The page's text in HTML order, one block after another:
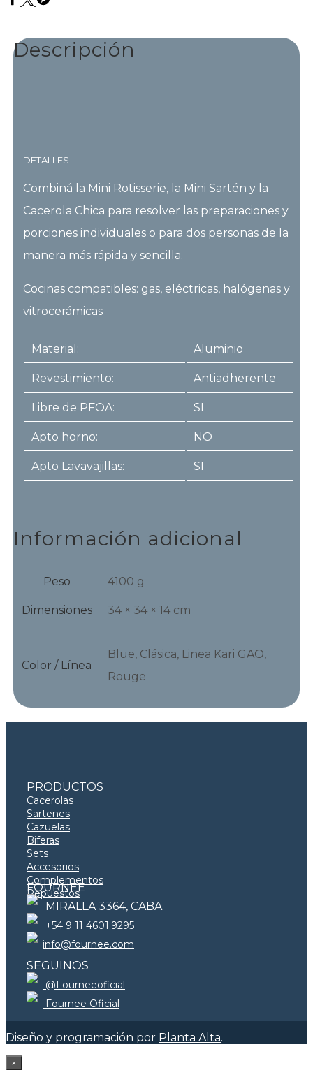
Descripción
DETALLES
Combiná la Mini Rotisserie, la Mini Sartén y la
Cacerola Chica para resolver las preparaciones y
porciones individuales o para dos personas de la
manera más rápida y sencilla.
Cocinas compatibles: gas, eléctricas, halógenas y
vitrocerámicas
Material: Aluminio
Revestimiento: Antiadherente
Libre de PFOA: SI
Apto horno: NO
Apto Lavavajillas: SI
Información adicional
Peso 4100 g
Dimensiones 34 × 34 × 14 cm
Color / Línea
Blue, Clásica, Linea Kari GAO,
Rouge
PRODUCTOS
Cacerolas
Sartenes
Cazuelas
Biferas
Sets
Accesorios
Complementos
Repuestos
FOURNEE
MIRALLA 3364, CABA
+54 9 11 4601.9295
info@fournee.com
SEGUINOS
@Fourneeoficial
Fournee Oficial
Diseño y programación por Planta Alta.
×